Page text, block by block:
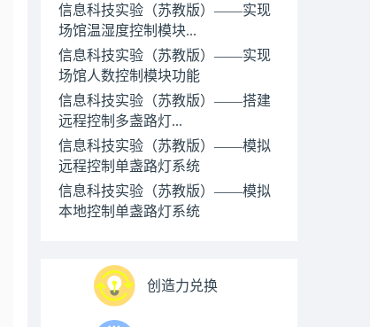
信息科技实验（苏教版）——实现
场馆温湿度控制模块...
信息科技实验（苏教版）——实现
场馆人数控制模块功能
信息科技实验（苏教版）——搭建
远程控制多盏路灯...
信息科技实验（苏教版）——模拟
远程控制单盏路灯系统
信息科技实验（苏教版）——模拟
本地控制单盏路灯系统
创造力兑换